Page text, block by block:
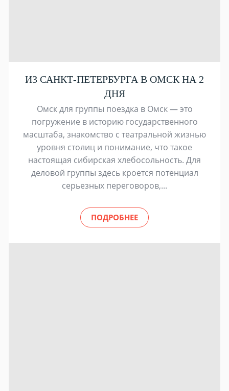
ИЗ САНКТ-ПЕТЕРБУРГА В ОМСК НА 2
ДНЯ
Омск для группы поездка в Омск — это
погружение в историю государственного
масштаба, знакомство с театральной жизнью
уровня столиц и понимание, что такое
настоящая сибирская хлебосольность. Для
деловой группы здесь кроется потенциал
серьезных переговоров,...
ПОДРОБНЕЕ